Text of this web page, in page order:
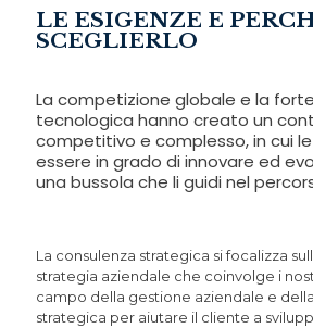
LE ESIGENZE E
SCEGLIERLO
La competizione globale e la
tecnologica hanno creato un
competitivo e complesso, in cui
essere in grado di innovare ed
una bussola che li guidi nel
La consulenza strategica si focalizza
strategia aziendale che coinvolge i
campo della gestione aziendale e
strategica per aiutare il cliente a